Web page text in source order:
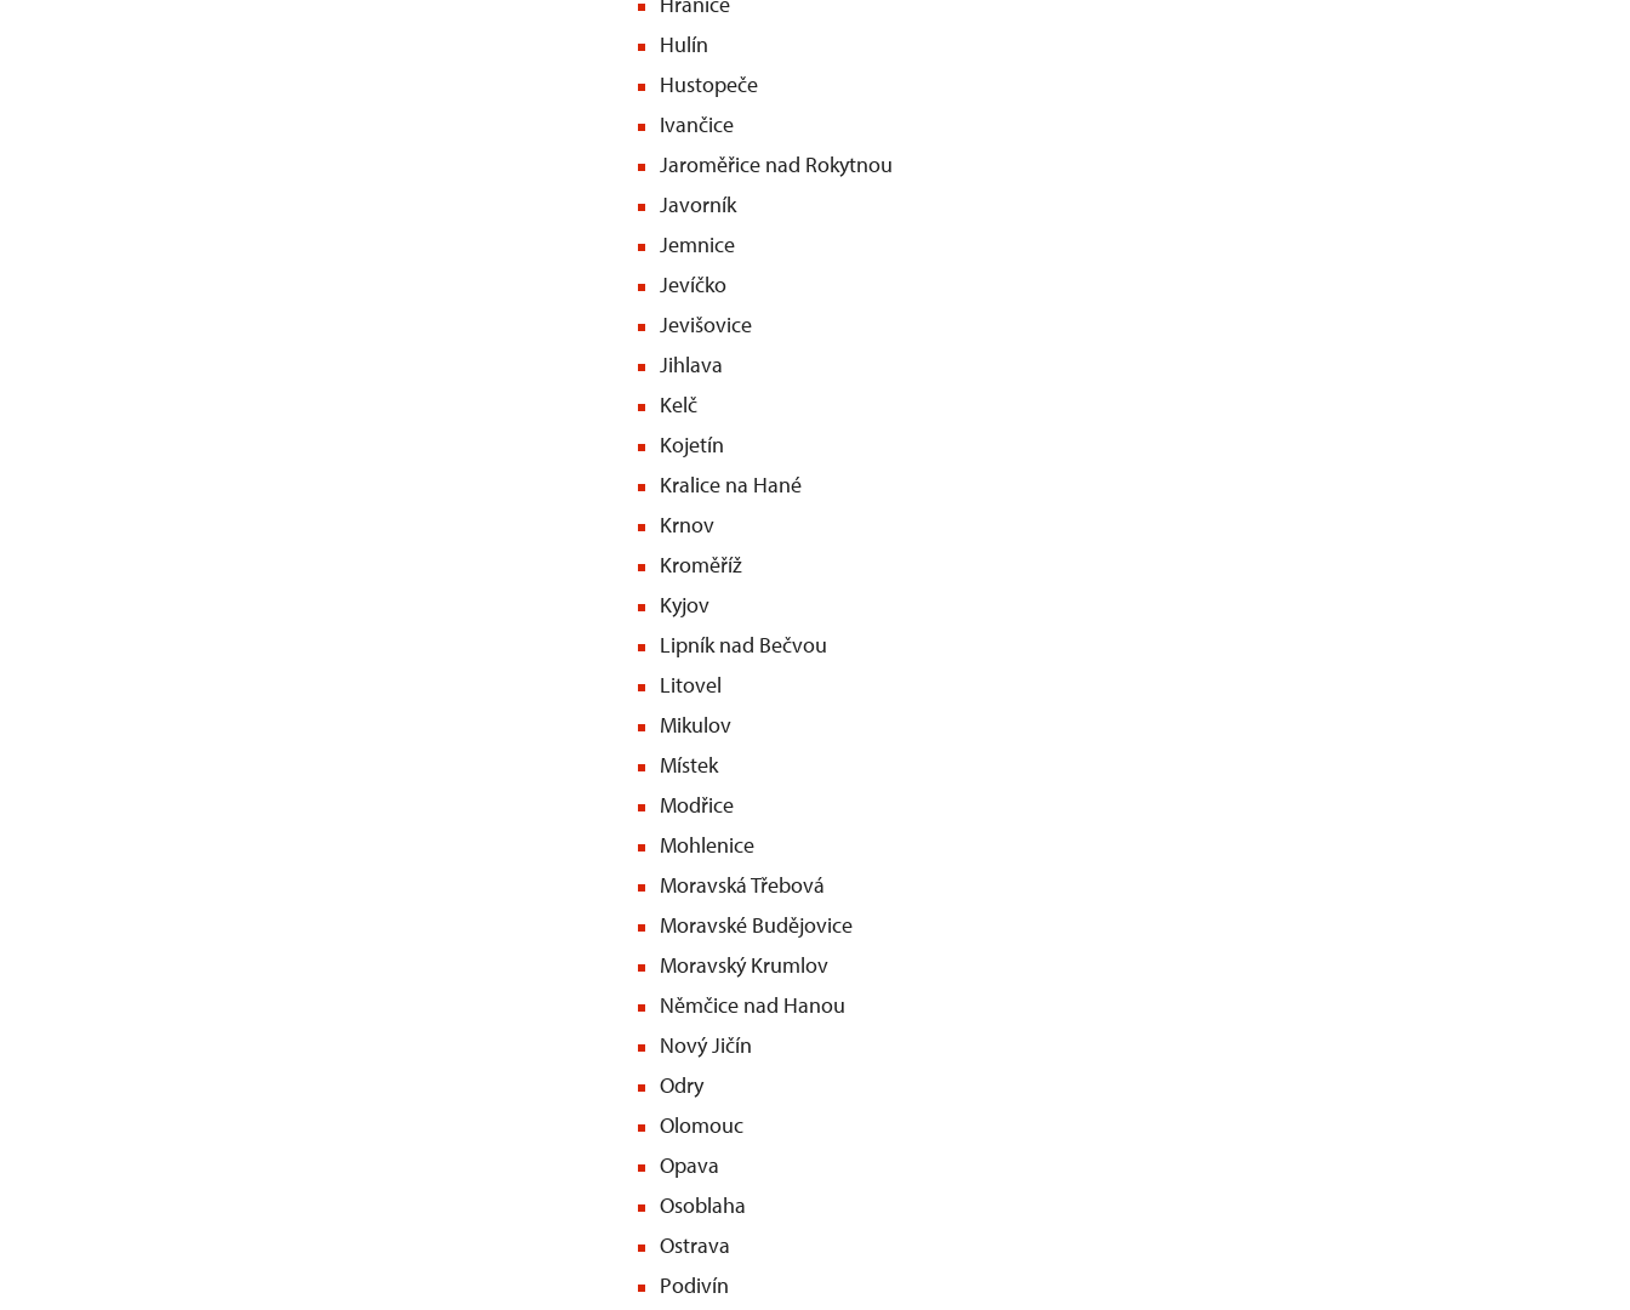
Hulín
Hustopeče
Ivančice
Jaroměřice nad Rokytnou
Javorník
Jemnice
Jevíčko
Jevišovice
Jihlava
Kelč
Kojetín
Kralice na Hané
Krnov
Kroměříž
Kyjov
Lipník nad Bečvou
Litovel
Mikulov
Místek
Modřice
Mohlenice
Moravská Třebová
Moravské Budějovice
Moravský Krumlov
Němčice nad Hanou
Nový Jičín
Odry
Olomouc
Opava
Osoblaha
Ostrava
Podivín